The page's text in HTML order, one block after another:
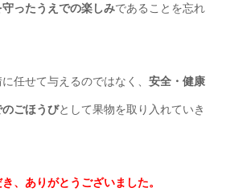
守ったうえでの楽しみであることを忘れ
任せて与えるのではなく、 安全・健康
ごほうびとして果物を取り入れていき
、ありがとうございました。